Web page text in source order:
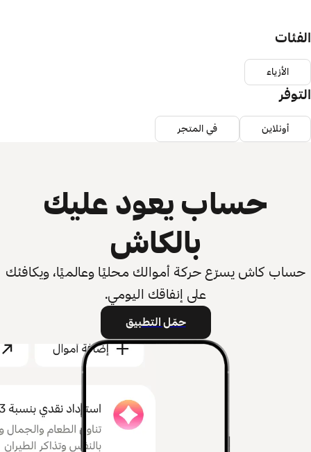
الفئات
الأزياء
التوفر
أونلاين في المتجر
حساب يعود عليك
بالكاش
حساب كاش يسرّع حركة أموالك محليًا وعالميًا، ويكافئك
على إنفاقك اليومي.
حمّل التطبيق